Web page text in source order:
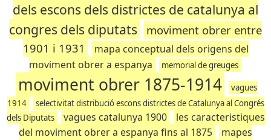
dels escons dels districtes de catalunya al
congres dels diputats
moviment obrer entre
1901 i 1931
mapa conceptual dels origens del
moviment obrer a espanya
memorial de greuges
moviment obrer 1875-1914
vagues
1914
selectivitat distribució escons districtes de Catalunya al Congrés
dels Diputats
vagues catalunya 1900
les caracteristiques
del moviment obrer a espanya fins al 1875
mapes